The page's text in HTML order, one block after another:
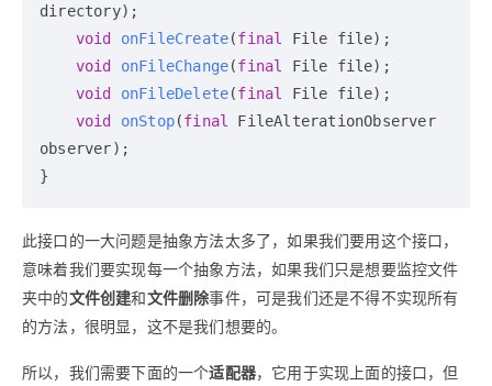
directory) ;
void
onFileCreate(final File file) ;
void
onFileChange(final File file) ;
void
onFileDelete(final File file) ;
void
onStop(final
FileAlterationObserver
observer) ;
此接口的一大问题是抽象方法太多了，如果我们要用这个接口，
意味着我们要实现每一个抽象方法，如果我们只是想要监控文件
夹中的文件创建和文件删除事件，可是我们还是不得不实现所有
的方法，很明显，这不是我们想要的。
所以，我们需要下面的一个适配器，它用于实现上面的接口，但